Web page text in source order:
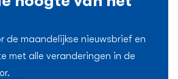
de maandelijkse nieuwsbrief en
met alle veranderingen in de